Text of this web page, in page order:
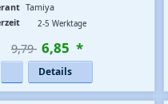
Tamiya
2-5 Werktage
9,79  6,85 *
Details